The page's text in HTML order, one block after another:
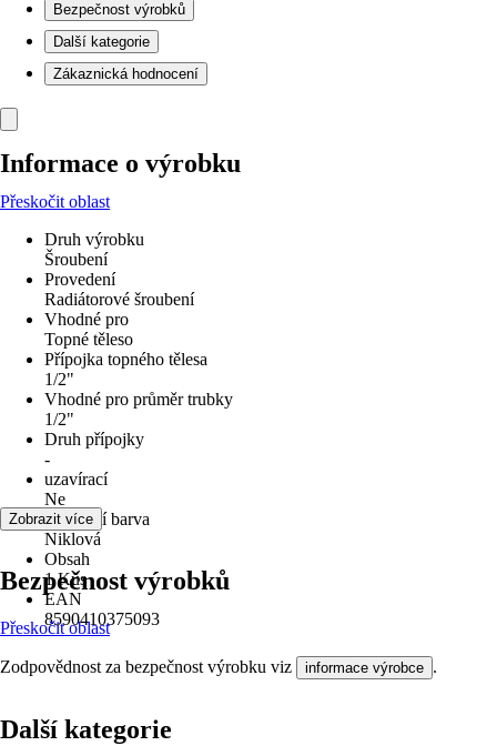
Bezpečnost výrobků
Další kategorie
Zákaznická hodnocení
Informace o výrobku
Přeskočit oblast
Druh výrobku
Šroubení
Provedení
Radiátorové šroubení
Vhodné pro
Topné těleso
Přípojka topného tělesa
1/2"
Vhodné pro průměr trubky
1/2"
Druh přípojky
-
uzavírací
Ne
Základní barva
Niklová
Obsah
1 Kus
EAN
8590410375093
Zobrazit více
Bezpečnost výrobků
Přeskočit oblast
Zodpovědnost za bezpečnost výrobku viz informace výrobce .
Další kategorie